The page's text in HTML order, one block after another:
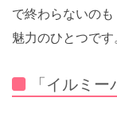
で終わらないの
魅力のひとつです
「イルミ